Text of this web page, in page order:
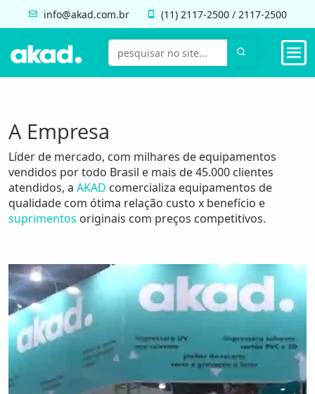
info@akad.com.br (11) 2117-2500 / 2117-2500
A Empresa
Líder de mercado, com milhares de equipamentos
vendidos por todo Brasil e mais de 45.000 clientes
atendidos, a AKAD comercializa equipamentos de
qualidade com ótima relação custo x benefício e
suprimentos originais com preços competitivos.